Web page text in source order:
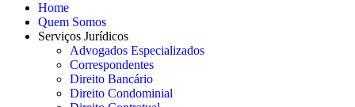
Home
Quem Somos
Serviços Jurídicos
Advogados Especializados
Correspondentes
Direito Bancário
Direito Condominial